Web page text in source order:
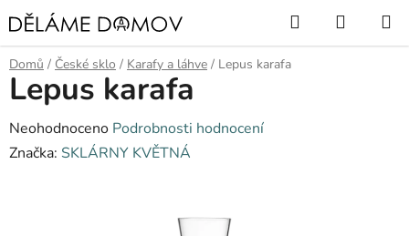
Přejít
na
obsah
Hledat
KOŠÍK
Domů / České sklo / Karafy a láhve / Lepus karafa
Lepus karafa
Průměrné
hodnocení
Neohodnoceno Podrobnosti hodnocení
Značka: SKLÁRNY KVĚTNÁ